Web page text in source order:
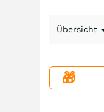
Übersicht
🎁